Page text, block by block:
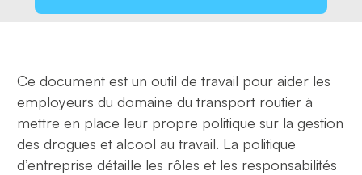
Ce document est un outil de travail pour aider les
employeurs du domaine du transport routier à
mettre en place leur propre politique sur la gestion
des drogues et alcool au travail. La politique
d’entreprise détaille les rôles et les responsabilités